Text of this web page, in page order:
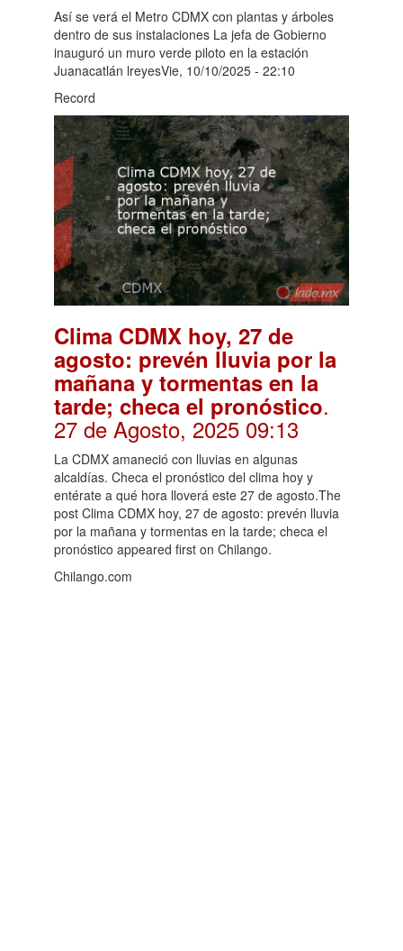
Así se verá el Metro CDMX con plantas y árboles
dentro de sus instalaciones La jefa de Gobierno
inauguró un muro verde piloto en la estación
Juanacatlán lreyesVie, 10/10/2025 - 22:10
Record
Clima CDMX hoy, 27 de
agosto: prevén lluvia por la
mañana y tormentas en la
tarde; checa el pronóstico.
27 de Agosto, 2025 09:13
La CDMX amaneció con lluvias en algunas
alcaldías. Checa el pronóstico del clima hoy y
entérate a qué hora lloverá este 27 de agosto.The
post Clima CDMX hoy, 27 de agosto: prevén lluvia
por la mañana y tormentas en la tarde; checa el
pronóstico appeared first on Chilango.
Chilango.com